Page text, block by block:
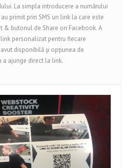
La simpla introducere a numărului
primit prin SMS un link la care este
butonul de Share on Facebook. A
personalizat pentru fiecare
disponibilă şi opţiunea de
a ajunge direct la link.